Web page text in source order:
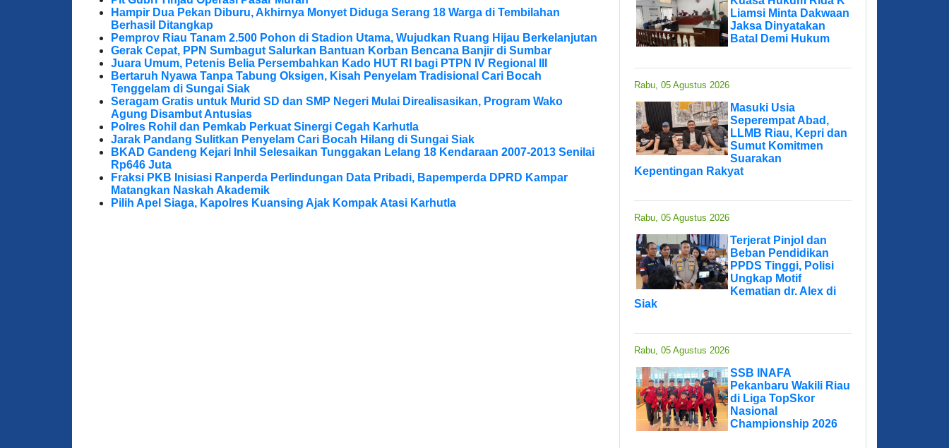
Hampir Dua Pekan Diburu, Akhirnya Monyet Diduga Serang 18 Warga di Tembilahan
Berhasil Ditangkap
Pemprov Riau Tanam 2.500 Pohon di Stadion Utama, Wujudkan Ruang Hijau Berkelanjutan
Gerak Cepat, PPN Sumbagut Salurkan Bantuan Korban Bencana Banjir di Sumbar
Juara Umum, Petenis Belia Persembahkan Kado HUT RI bagi PTPN IV Regional III
Bertaruh Nyawa Tanpa Tabung Oksigen, Kisah Penyelam Tradisional Cari Bocah
Tenggelam di Sungai Siak
Seragam Gratis untuk Murid SD dan SMP Negeri Mulai Direalisasikan, Program Wako
Agung Disambut Antusias
Polres Rohil dan Pemkab Perkuat Sinergi Cegah Karhutla
Jarak Pandang Sulitkan Penyelam Cari Bocah Hilang di Sungai Siak
BKAD Gandeng Kejari Inhil Selesaikan Tunggakan Lelang 18 Kendaraan 2007-2013 Senilai
Rp646 Juta
Fraksi PKB Inisiasi Ranperda Perlindungan Data Pribadi, Bapemperda DPRD Kampar
Matangkan Naskah Akademik
Pilih Apel Siaga, Kapolres Kuansing Ajak Kompak Atasi Karhutla
Liamsi Minta Dakwaan
Jaksa Dinyatakan
Batal Demi Hukum
Rabu, 05 Agustus 2026
Masuki Usia
Seperempat Abad,
LLMB Riau, Kepri dan
Sumut Komitmen
Suarakan
Kepentingan Rakyat
Rabu, 05 Agustus 2026
Terjerat Pinjol dan
Beban Pendidikan
PPDS Tinggi, Polisi
Ungkap Motif
Kematian dr. Alex di
Siak
Rabu, 05 Agustus 2026
SSB INAFA
Pekanbaru Wakili Riau
di Liga TopSkor
Nasional
Championship 2026